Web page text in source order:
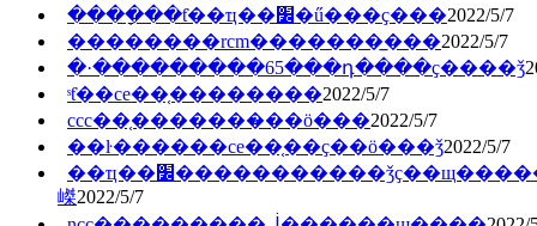
����ָ��ƭ��ҵ��׼�ű���ҫ���2022/5/7
��������rcm�������̲���2022/5/7
�·���������65���դ����ҫ����ǯ
ˢƭ��ce��֤��������2022/5/7
ccc��֤�������̷��ö���2022/5/7
��ŀ������ce��֤��ҫ��ö���ǯ2022/5/7
��ҵ��׼�����������ǯҫ��щ�����
嵥2022/5/7